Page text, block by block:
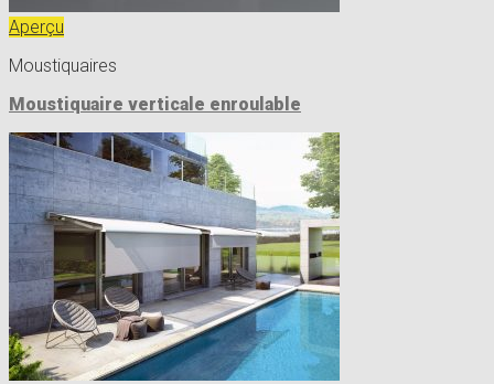
Aperçu
Moustiquaires
Moustiquaire verticale enroulable